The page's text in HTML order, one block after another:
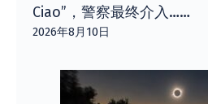
Ciao”​​，警察最终介入……
2026年8月10日